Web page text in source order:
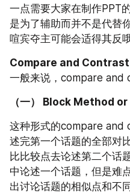
一点需要大家在制作PPT
是为了辅助而并不是代替
喧宾夺主可能会适得其反
Compare and Contrast
一般来说，compare and
（一） Block Method
这种形式的compare and
述完第一个话题的全部对
比比较点去论述第二个话
中论述一个话题，但是难
出讨论话题的相似点和不同